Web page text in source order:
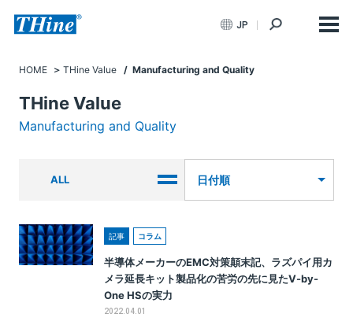
JP
HOME THine Value / Manufacturing and Quality
THine Value
Manufacturing and Quality
ALL 日付順
記事 コラム
半導体メーカーのEMC対策顛末記、ラズパイ用カ
メラ延長キット製品化の苦労の先に見たV-by-
One HSの実力
2022.04.01